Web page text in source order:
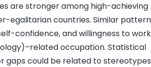
are stronger among high-achieving
egalitarian countries. Similar
confidence, and willingness to
occupation. Statistical
gaps could be related to stereotypes